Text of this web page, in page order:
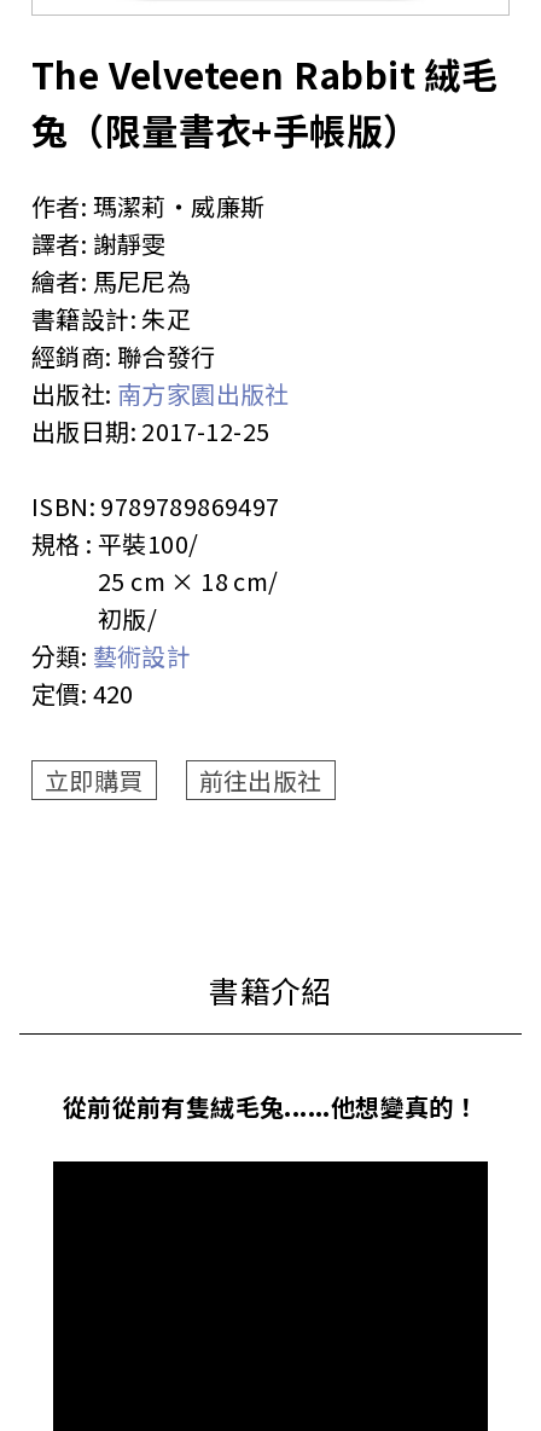
The Velveteen Rabbit 絨毛
兔（限量書衣+手帳版）
作者: 瑪潔莉‧威廉斯
譯者: 謝靜雯
繪者: 馬尼尼為
書籍設計: 朱疋
經銷商: 聯合發行
出版社: 南方家園出版社
出版日期: 2017-12-25
ISBN: 9789789869497
規格 : 平裝100
25 cm × 18 cm
初版
分類: 藝術設計
定價: 420
立即購買 前往出版社
從前從前有隻絨毛兔......他想變真的！